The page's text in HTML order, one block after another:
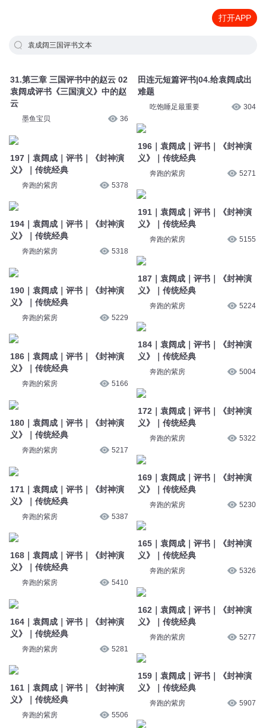
打开APP
袁成阔三国评书文本
31.第三章 三国评书中的赵云 02
袁阔成评书《三国演义》中的赵
云
墨鱼宝贝 36
197｜袁阔成｜评书｜《封神演
义》｜传统经典
奔跑的紫房 5378
194｜袁阔成｜评书｜《封神演
义》｜传统经典
奔跑的紫房 5318
190｜袁阔成｜评书｜《封神演
义》｜传统经典
奔跑的紫房 5229
186｜袁阔成｜评书｜《封神演
义》｜传统经典
奔跑的紫房 5166
180｜袁阔成｜评书｜《封神演
义》｜传统经典
奔跑的紫房 5217
171｜袁阔成｜评书｜《封神演
义》｜传统经典
奔跑的紫房 5387
168｜袁阔成｜评书｜《封神演
义》｜传统经典
奔跑的紫房 5410
164｜袁阔成｜评书｜《封神演
义》｜传统经典
奔跑的紫房 5281
161｜袁阔成｜评书｜《封神演
义》｜传统经典
奔跑的紫房 5506
田连元短篇评书|04.给袁阔成出
难题
吃饱睡足最重要 304
196｜袁阔成｜评书｜《封神演
义》｜传统经典
奔跑的紫房 5271
191｜袁阔成｜评书｜《封神演
义》｜传统经典
奔跑的紫房 5155
187｜袁阔成｜评书｜《封神演
义》｜传统经典
奔跑的紫房 5224
184｜袁阔成｜评书｜《封神演
义》｜传统经典
奔跑的紫房 5004
172｜袁阔成｜评书｜《封神演
义》｜传统经典
奔跑的紫房 5322
169｜袁阔成｜评书｜《封神演
义》｜传统经典
奔跑的紫房 5230
165｜袁阔成｜评书｜《封神演
义》｜传统经典
奔跑的紫房 5326
162｜袁阔成｜评书｜《封神演
义》｜传统经典
奔跑的紫房 5277
159｜袁阔成｜评书｜《封神演
义》｜传统经典
奔跑的紫房 5907